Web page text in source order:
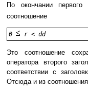
По окончании первого
соотношение
0 r < dd
Это соотношение
оператора второго
соответствии с
Отсюда и из